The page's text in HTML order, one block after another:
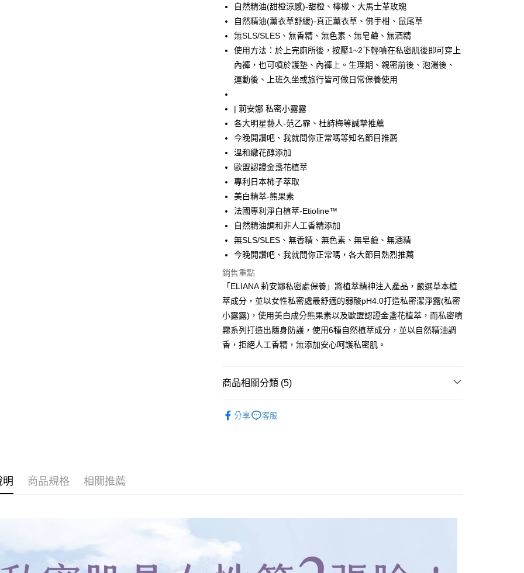
ATM付款
運送方式
全家取貨付款
每筆NT$120
7-11取貨付款
每筆NT$60，滿NT$1,000(含以上)免運費
宅配
每筆NT$80，滿NT$1,000(含以上)免運費
離島宅配
自然精油(甜橙涼感)-甜橙、檸檬、大馬士革玫瑰
自然精油(薰衣草舒緩)-真正薰衣草、佛手柑、鼠尾草
無SLS/SLES、無香精、無色素、無皂鹼、無酒精
使用方法：於上完廁所後，按壓1~2下輕噴在私密肌後即可穿上
內褲，也可噴於護墊、內褲上。生理期、親密前後、泡湯後、
運動後、上班久坐或旅行皆可做日常保養使用
| 莉安娜 私密小露露
各大明星藝人-范乙霏、杜詩梅等誠摯推薦
今晚開讚吧、我就問你正常嗎等知名節目推薦
溫和繖花醇添加
歐盟認證金盞花植萃
專利日本柿子萃取
美白精萃-熊果素
法國專利淨白植萃-Etioline™
自然精油調和非人工香精添加
無SLS/SLES、無香精、無色素、無皂鹼、無酒精
今晚開讚吧、我就問你正常嗎，各大節目熱烈推薦
銷售重點
「ELIANA 莉安娜私密處保養」將植萃精神注入產品，嚴選草本植
萃成分，並以女性私密處最舒適的弱酸pH4.0打造私密潔淨露(私密
小露露)，使用美白成分熊果素以及歐盟認證金盞花植萃，而私密噴
霧系列打造出隨身防護，使用6種自然植萃成分，並以自然精油調
香，拒絕人工香精，無添加安心呵護私密肌。
商品相關分類 (5)
分享 客服
明 商品規格 相關推薦